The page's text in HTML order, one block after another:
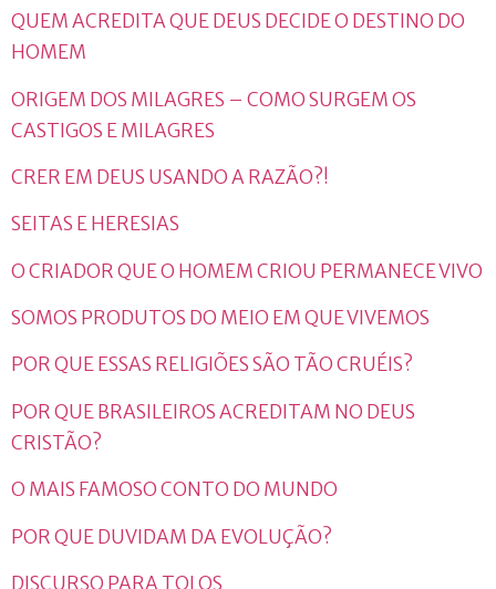
QUEM ACREDITA QUE DEUS DECIDE O DESTINO DO
HOMEM
ORIGEM DOS MILAGRES – COMO SURGEM OS
CASTIGOS E MILAGRES
CRER EM DEUS USANDO A RAZÃO?!
SEITAS E HERESIAS
O CRIADOR QUE O HOMEM CRIOU PERMANECE VIVO
SOMOS PRODUTOS DO MEIO EM QUE VIVEMOS
POR QUE ESSAS RELIGIÕES SÃO TÃO CRUÉIS?
POR QUE BRASILEIROS ACREDITAM NO DEUS
CRISTÃO?
O MAIS FAMOSO CONTO DO MUNDO
POR QUE DUVIDAM DA EVOLUÇÃO?
DISCURSO PARA TOLOS